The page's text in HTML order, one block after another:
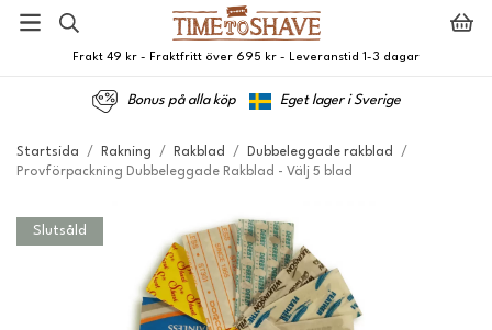
Frakt 49 kr - Fraktfritt över 695 kr - Leveranstid 1-3 dagar
Bonus på alla köp Eget lager i Sverige
Startsida / Rakning / Rakblad / Dubbeleggade rakblad
/
Provförpackning Dubbeleggade Rakblad - Välj 5 blad
Slutsåld